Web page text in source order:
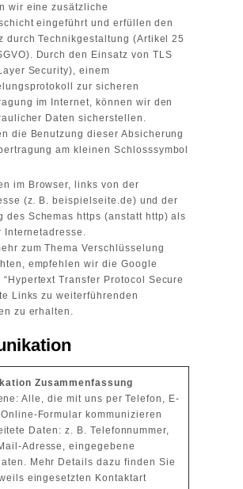
wir eine zusätzliche
eingeführt und erfüllen den
durch Technikgestaltung (Artikel 25
). Durch den Einsatz von TLS
Security), einem
zur sicheren
im Internet, können wir den
Daten sicherstellen.
die Benutzung dieser Absicherung
am kleinen Schlosssymbol
im Browser, links von der
(z. B. beispielseite.de) und der
des Schemas https (anstatt http) als
Internetadresse.
zum Thema Verschlüsselung
empfehlen wir die Google
Transfer Protocol Secure
Links zu weiterführenden
zu erhalten.
Zusammenfassung
Alle, die mit uns per Telefon, E-
Formular kommunizieren
Daten: z. B. Telefonnummer,
Adresse, eingegebene
Mehr Details dazu finden Sie
eingesetzten Kontaktart